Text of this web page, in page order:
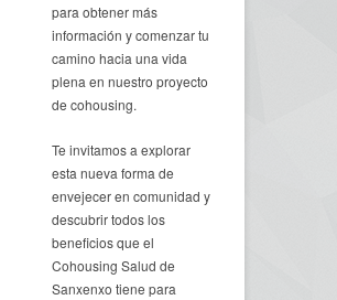
para obtener más
información y comenzar tu
camino hacia una vida
plena en nuestro proyecto
de cohousing.
Te invitamos a explorar
esta nueva forma de
envejecer en comunidad y
descubrir todos los
beneficios que el
Cohousing Salud de
Sanxenxo tiene para